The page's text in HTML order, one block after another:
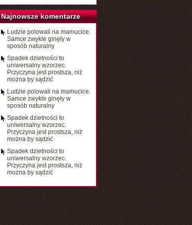
Najnowsze komentarze
Ludzie polowali na mamucice.
Samce zwykle ginęły w
sposób naturalny
Spadek dzietności to
uniwersalny wzorzec.
Przyczyna jest prostsza, niż
można by sądzić
Ludzie polowali na mamucice.
Samce zwykle ginęły w
sposób naturalny
Spadek dzietności to
uniwersalny wzorzec.
Przyczyna jest prostsza, niż
można by sądzić
Spadek dzietności to
uniwersalny wzorzec.
Przyczyna jest prostsza, niż
można by sądzić